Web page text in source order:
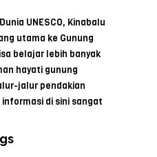
UNESCO, Kinabalu
utama ke Gunung
belajar lebih banyak
hayati gunung
jalur pendakian
di sini sangat